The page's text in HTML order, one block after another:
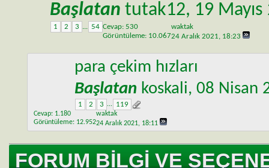
Başlatan tutak12, 19
1 2 3 ... 54 Cevap: 530
Görüntüleme: 10.067
waktak
24 Aralık 2021, 18:23
para çekim hızları
Başlatan koskali, 08 Nisan
1 2 3 ... 119
Cevap: 1.180
Görüntüleme: 12.952
waktak
24 Aralık 2021, 18:11
FORUM BILGI VE